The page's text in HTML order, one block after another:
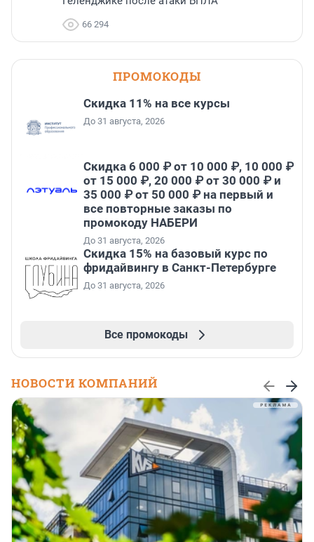
66 294
ПРОМОКОДЫ
Скидка 11% на все курсы
До 31 августа, 2026
Скидка 6 000 ₽ от 10 000 ₽, 10 000 ₽
от 15 000 ₽, 20 000 ₽ от 30 000 ₽ и
35 000 ₽ от 50 000 ₽ на первый и
все повторные заказы по
промокоду НАБЕРИ
До 31 августа, 2026
Скидка 15% на базовый курс по
фридайвингу в Санкт-Петербурге
До 31 августа, 2026
Все промокоды
НОВОСТИ КОМПАНИЙ